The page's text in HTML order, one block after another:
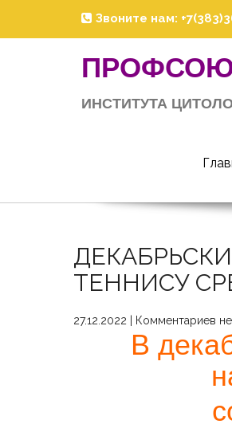
content
Звоните нам:
ИНСТИТУТА
ТЕННИСУ
27.12.2022 Комментариев
В